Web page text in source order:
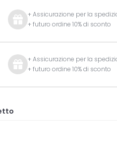
+ Assicurazione per la
+ futuro ordine 10% di sconto
+ Assicurazione per la
+ futuro ordine 10% di sconto